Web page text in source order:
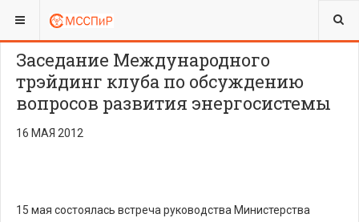
ВЫ ЗДЕСЬ: ADVOCACY
Заседание Международного
трэйдинг клуба по обсуждению
вопросов развития энергосистемы
16 МАЯ 2012
15 мая состоялась встреча руководства Министерства